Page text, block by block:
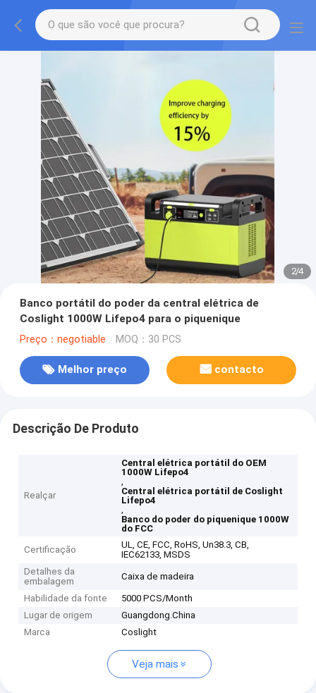
2/4
Banco portátil do poder da central elétrica de
Coslight 1000W Lifepo4 para o piquenique
Preço：negotiable MOQ：30 PCS
Melhor preço contacto
Descrição De Produto
Realçar
Central elétrica portátil do OEM
1000W Lifepo4
,
Central elétrica portátil de Coslight
Lifepo4
,
Banco do poder do piquenique 1000W
do FCC
Certificação
UL, CE, FCC, RoHS, Un38.3, CB,
IEC62133, MSDS
Detalhes da
embalagem
Caixa de madeira
Habilidade da fonte
5000 PCS/Month
Lugar de origem
Guangdong.China
Marca
Coslight
Veja mais